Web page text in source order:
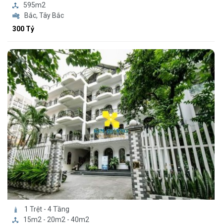
595m2
Bắc, Tây Bắc
300 Tỷ
1 Trệt - 4 Tầng
15m2 - 20m2 - 40m2